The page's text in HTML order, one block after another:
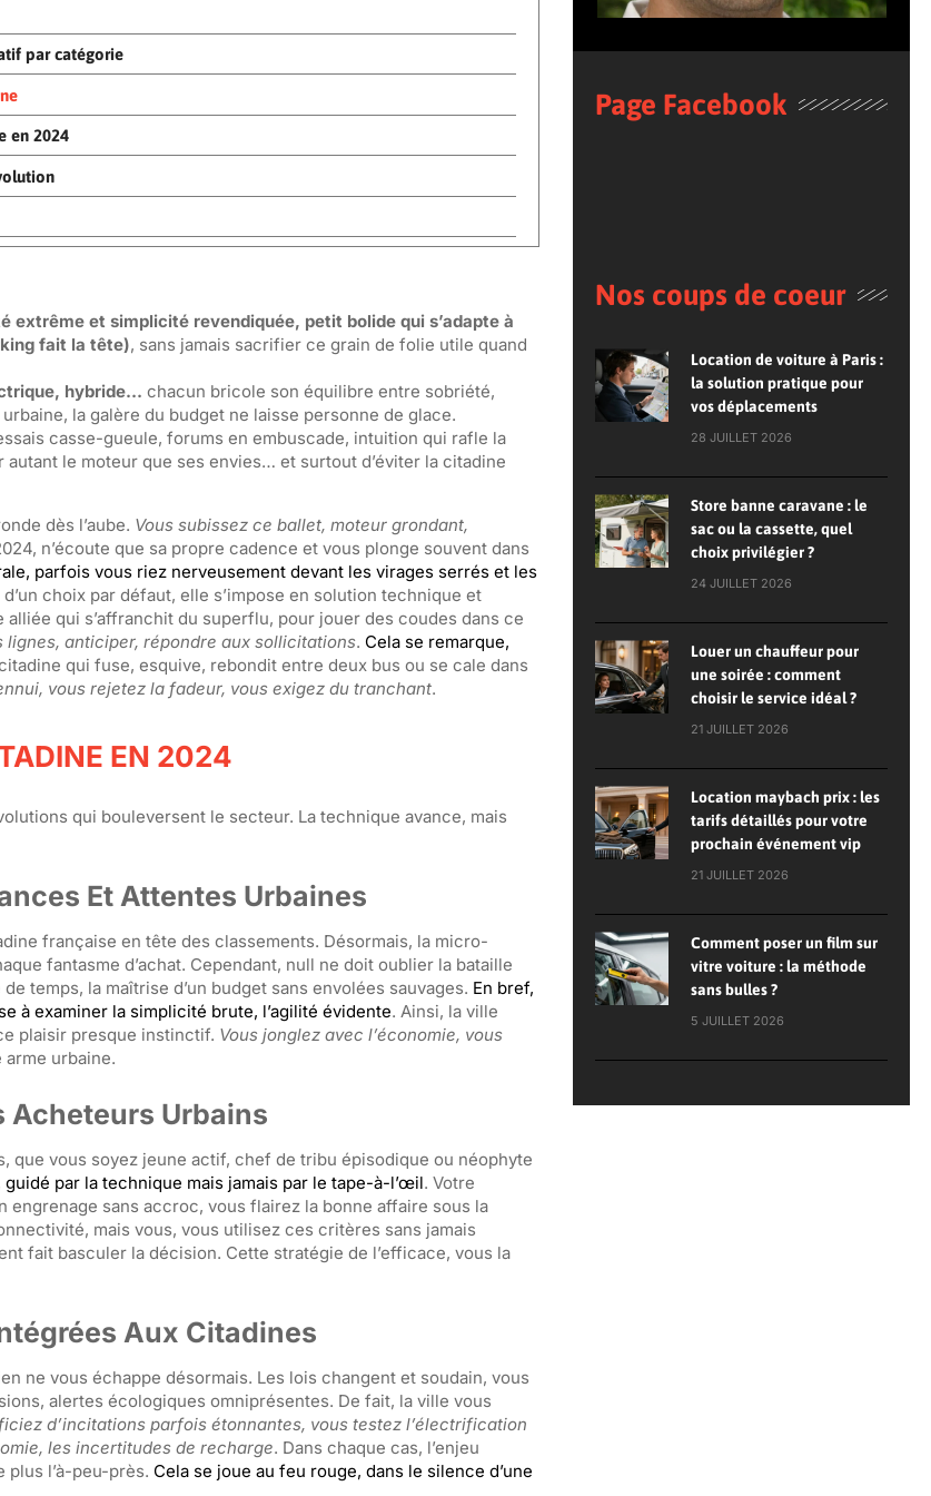
par catégorie
en 2024
extrême et simplicité revendiquée, petit bolide qui s’adapte à
fait la tête), sans jamais sacrifier ce grain de folie utile quand
hybride… chacun bricole son équilibre entre sobriété,
la galère du budget ne laisse personne de glace.
casse-gueule, forums en embuscade, intuition qui rafle la
autant le moteur que ses envies… et surtout d’éviter la citadine
dès l’aube. Vous subissez ce ballet, moteur grondant,
n’écoute que sa propre cadence et vous plonge souvent dans
parfois vous riez nerveusement devant les virages serrés et les
choix par défaut, elle s’impose en solution technique et
qui s’affranchit du superflu, pour jouer des coudes dans ce
anticiper, répondre aux sollicitations. Cela se remarque,
qui fuse, esquive, rebondit entre deux bus ou se cale dans
vous rejetez la fadeur, vous exigez du tranchant.
EN 2024
qui bouleversent le secteur. La technique avance, mais
Et Attentes Urbaines
française en tête des classements. Désormais, la micro-
fantasme d’achat. Cependant, null ne doit oublier la bataille
temps, la maîtrise d’un budget sans envolées sauvages. En bref,
à examiner la simplicité brute, l’agilité évidente. Ainsi, la ville
plaisir presque instinctif. Vous jonglez avec l’économie, vous
arme urbaine.
Acheteurs Urbains
que vous soyez jeune actif, chef de tribu épisodique ou néophyte
par la technique mais jamais par le tape-à-l’œil. Votre
sans accroc, vous flairez la bonne affaire sous la
mais vous, vous utilisez ces critères sans jamais
fait basculer la décision. Cette stratégie de l’efficace, vous la
Aux Citadines
ne vous échappe désormais. Les lois changent et soudain, vous
alertes écologiques omniprésentes. De fait, la ville vous
d’incitations parfois étonnantes, vous testez l’électrification
les incertitudes de recharge. Dans chaque cas, l’enjeu
plus l’à-peu-près. Cela se joue au feu rouge, dans le silence d’une
Page Facebook
Nos coups de coeur
Location de voiture à Paris :
la solution pratique pour
vos déplacements
28 JUILLET 2026
Store banne caravane : le
sac ou la cassette, quel
choix privilégier ?
24 JUILLET 2026
Louer un chauffeur pour
une soirée : comment
choisir le service idéal ?
21 JUILLET 2026
Location maybach prix : les
tarifs détaillés pour votre
prochain événement vip
21 JUILLET 2026
Comment poser un film sur
vitre voiture : la méthode
sans bulles ?
5 JUILLET 2026